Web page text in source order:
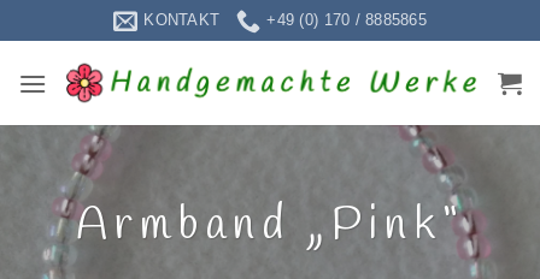
Inhalt
springen
KONTAKT +49 (0) 170 / 8885865
Armband „Pink“